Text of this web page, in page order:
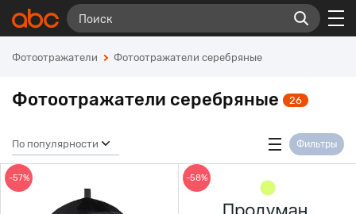
Фотоотражатели Фотоотражатели серебряные
Фотоотражатели серебряные 26
По популярности Фильтры
-57% -58%